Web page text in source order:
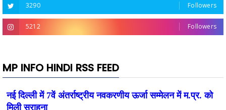
3290 Followers
5212 Followers
MP INFO HINDI RSS FEED